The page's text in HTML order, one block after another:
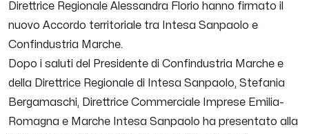
Direttrice Regionale Alessandra Florio hanno firmato il
nuovo Accordo territoriale tra Intesa Sanpaolo e
Confindustria Marche.
Dopo i saluti del Presidente di Confindustria Marche e
della Direttrice Regionale di Intesa Sanpaolo, Stefania
Bergamaschi, Direttrice Commerciale Imprese Emilia-
Romagna e Marche Intesa Sanpaolo ha presentato alla